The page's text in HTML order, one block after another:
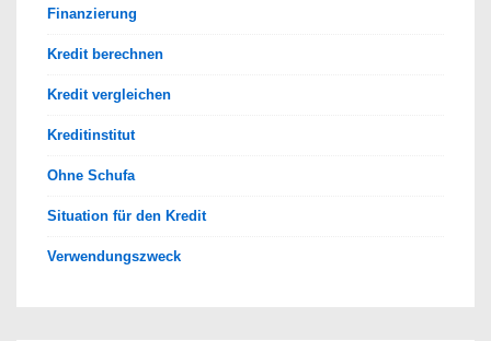
Finanzierung
Kredit berechnen
Kredit vergleichen
Kreditinstitut
Ohne Schufa
Situation für den Kredit
Verwendungszweck